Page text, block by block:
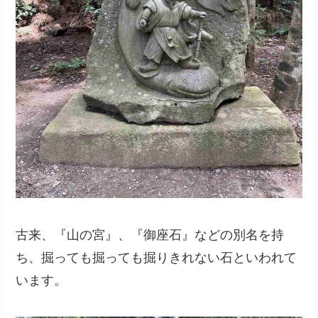
古来、『山の宮』、『御座石』などの別名を持
ち、掘っても掘っても掘りきれない石といわれて
います。